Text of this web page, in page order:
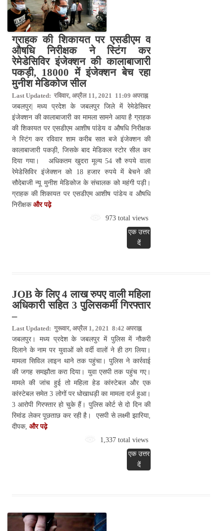
ग्राहक की शिकायत पर एसडीएम व
औषधि निरीक्षक ने स्टिंग कर
रेमेडेसिविर इंजेक्शन की कालाबाजारी
पकड़ी, 18000 में इंजेक्शन बेच रहा
मुनीश मेडिकोज सील
Last Updated: रविवार, अप्रैल 11, 2021 11:09 अपराह्न
जबलपुर| मध्य प्रदेश के जबलपुर जिले में रेमेडेसिवर
इंजेक्शन की कालाबाजारी का मामला सामने आया है ग्राहक
की शिकायत पर एसडीएम आशीष पांडेय व औषधि निरीक्षक
ने स्टिंग कर रविवार शाम करीब सात बजे इंजेक्शन की
कालाबाजारी पकड़ी, जिसके बाद मेडिकल स्टोर सील कर
दिया गया। अधिकतम खुदरा मूल्य 54 सौ रुपये वाला
रेमेडेसिविर इंजेक्शन को 18 हजार रुपये में बेचने की
सौदेबाजी न्यू मुनीश मेडिकोज के संचालक को महंगी पड़ी।
ग्राहक की शिकायत पर एसडीएम आशीष पांडेय व औषधि
निरीक्षक और पढ़े
973 total views
एक उत्तर
दें
JOB के लिए 4 लाख रुपए वाली महिला
अधिकारी सहित 3 पुलिसकर्मी गिरफ्तार
–
Last Updated: गुरूवार, अप्रैल 1, 2021 8:42 अपराह्न
जबलपुर। मध्य प्रदेश के जबलपुर में पुलिस में नौकरी
दिलाने के नाम पर युवाओं को वर्दी वालों ने ही ठग लिया।
मामला सिविल लाइन थाने तक पहुंचा। पुलिस ने कार्रवाई
की जगह समझौता करा दिया। युवा एसपी तक पहुंच गए।
मामले की जांच हुई तो महिला हेड कांस्टेबल और एक
कांस्टेबल समेत 3 लोगों पर धोखाधड़ी का मामला दर्ज हुआ।
3 आरोपी गिरफ्तार हो चुके हैं। पुलिस कोर्ट से दो दिन की
रिमांड लेकर पूछताछ कर रही है। एसपी से लक्ष्मी झारिया,
दीपक, और पढ़े
1,337 total views
एक उत्तर
दें